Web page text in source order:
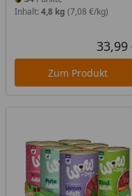
Inhalt: 4,8 kg (7,08 €/kg)
33,99
Zum Produkt